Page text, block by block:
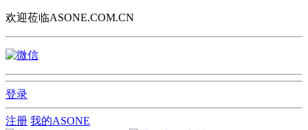
欢迎莅临ASONE.COM.CN
登录
注册 我的ASONE